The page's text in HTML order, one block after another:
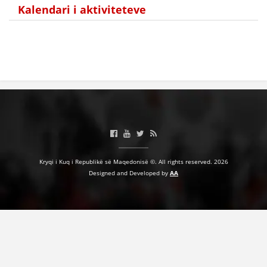
Kalendari i aktiviteteve
Kryqi i Kuq i Republikë së Maqedonisë ©. All rights reserved. 2026
Designed and Developed by AA